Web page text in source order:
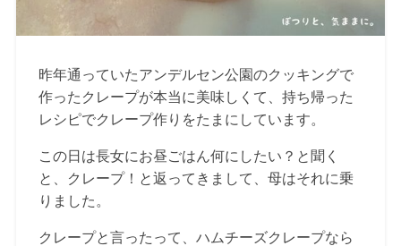
昨年通っていたアンデルセン公園のクッキングで
作ったクレープが本当に美味しくて、持ち帰った
レシピでクレープ作りをたまにしています。
この日は長女にお昼ごはん何にしたい？と聞く
と、クレープ！と返ってきまして、母はそれに乗
りました。
クレープと言ったって、ハムチーズクレープなら